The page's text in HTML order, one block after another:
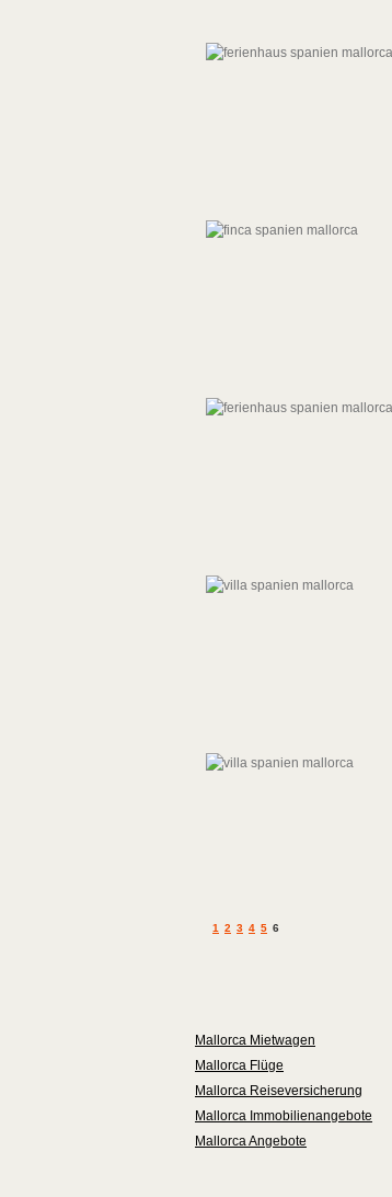
1 2 3 4 5 6
Mallorca Mietwagen
Mallorca Flüge
Mallorca Reiseversicherung
Mallorca Immobilienangebote
Mallorca Angebote